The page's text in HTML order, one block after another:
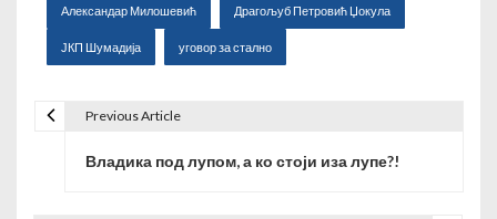
Александар Милошевић Драгољуб Петровић Џокула
ЈКП Шумадија уговор за стално
Previous Article
Владика под лупом, а ко стоји иза лупе?!